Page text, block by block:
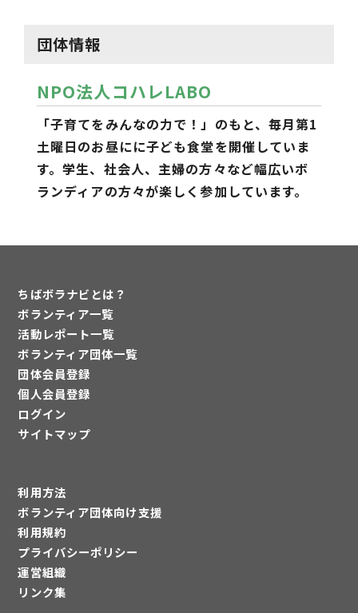
団体情報
NPO法人コハレLABO
「子育てをみんなの力で！」のもと、毎月第1
土曜日のお昼にに子ども食堂を開催していま
す。学生、社会人、主婦の方々など幅広いボ
ランディアの方々が楽しく参加しています。
ちばボラナビとは？
ボランティア一覧
活動レポート一覧
ボランティア団体一覧
団体会員登録
個人会員登録
ログイン
サイトマップ
利用方法
ボランティア団体向け支援
利用規約
プライバシーポリシー
運営組織
リンク集